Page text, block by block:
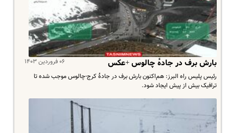
۰۶ فروردین ۱۴۰۳ بارش برف در جادهٔ چالوس +عکس
رئیس پلیس راه البرز: هم‌اکنون بارش برف در جادهٔ کرج-چالوس موجب شده تا
ترافیک بیش از پیش ایجاد شود.